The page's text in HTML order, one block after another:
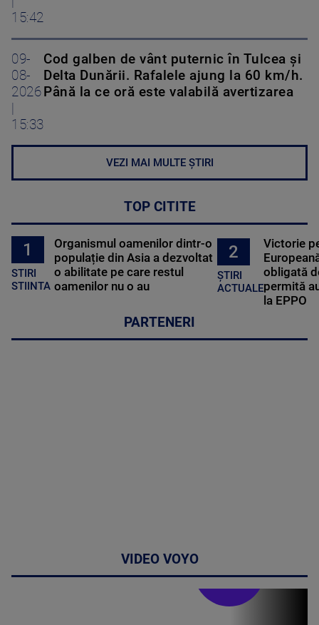
15:42
09-
08-
2026
15:33
Cod galben de vânt puternic în Tulcea și
Delta Dunării. Rafalele ajung la 60 km/h.
Până la ce oră este valabilă avertizarea
VEZI MAI MULTE ȘTIRI
TOP CITITE
1
STIRI
STIINTA
Organismul oamenilor dintr-o
populație din Asia a dezvoltat
o abilitate pe care restul
oamenilor nu o au
2
ȘTIRI
ACTUALE
Victorie
obligată
permită
la EPPO
PARTENERI
VIDEO VOYO